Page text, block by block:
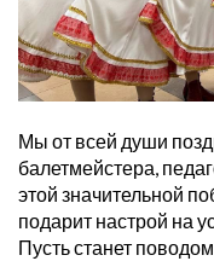
Мы от всей души
балетмейстера,
этой значительной
подарит настрой на
Пусть станет